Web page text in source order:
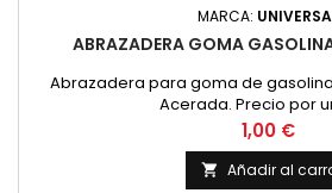
MARCA:
ABRAZADERA GOMA
Abrazadera para goma de
Acerada. Precio por
Precio
1,00 €
 Añadir al